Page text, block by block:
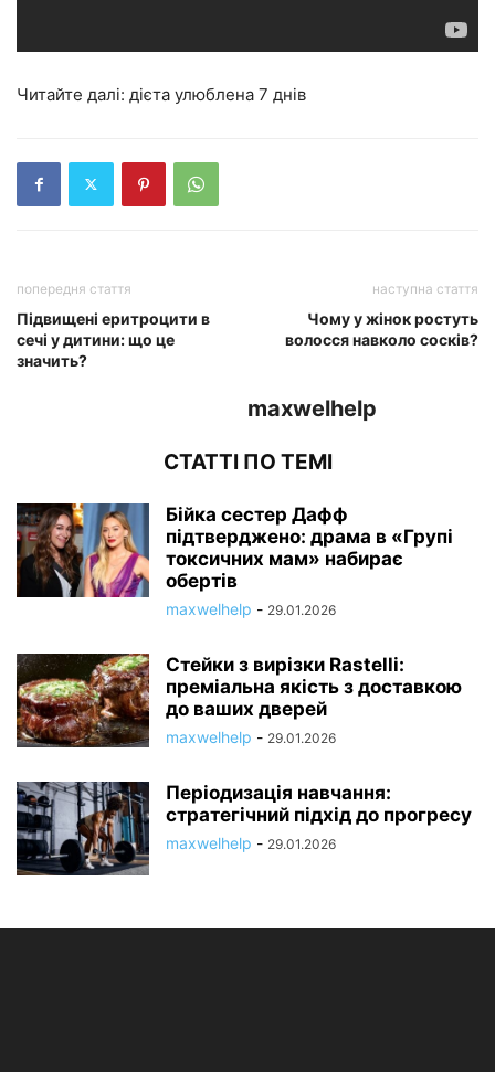
Читайте далі: дієта улюблена 7 днів
попередня стаття
Підвищені еритроцити в
сечі у дитини: що це
значить?
наступна стаття
Чому у жінок ростуть
волосся навколо сосків?
maxwelhelp
СТАТТІ ПО ТЕМІ
Бійка сестер Дафф
підтверджено: драма в «Групі
токсичних мам» набирає
обертів
maxwelhelp - 29.01.2026
Стейки з вирізки Rastelli:
преміальна якість з доставкою
до ваших дверей
maxwelhelp - 29.01.2026
Періодизація навчання:
стратегічний підхід до прогресу
maxwelhelp - 29.01.2026